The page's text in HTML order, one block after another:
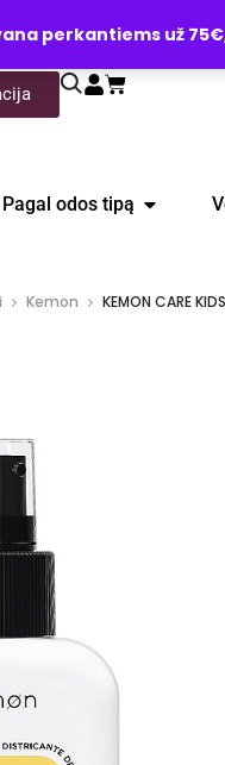
perkantiems už
Pagal odos tipą
Kemon KEMON CARE